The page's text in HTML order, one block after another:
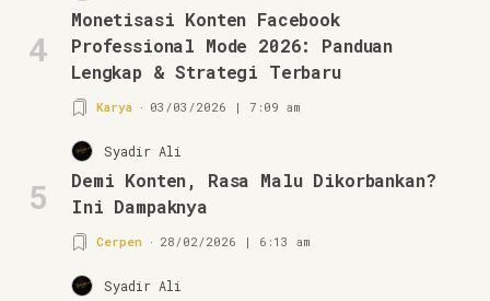
4
Monetisasi Konten Facebook
Professional Mode 2026: Panduan
Lengkap & Strategi Terbaru
Karya 03/03/2026 | 7:09 am
5
Syadir Ali
Demi Konten, Rasa Malu Dikorbankan?
Ini Dampaknya
Cerpen 28/02/2026 | 6:13 am
Syadir Ali